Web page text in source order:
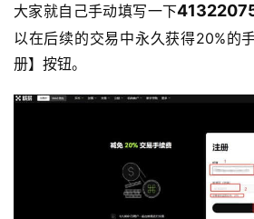
大家就自己手动填写一下
以在后续的交易中永久获得20%的
册】按钮。